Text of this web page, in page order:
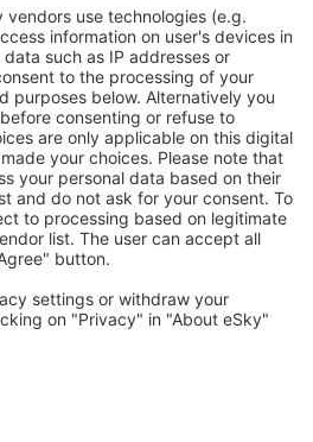
können keine
mit anderen Suchkriterien.
vorbehalten.